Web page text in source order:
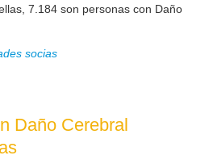
7.184 son personas con Daño
socias
Daño Cerebral